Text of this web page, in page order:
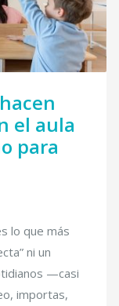
el aula
para
lo que más
ni un
—casi
importas,